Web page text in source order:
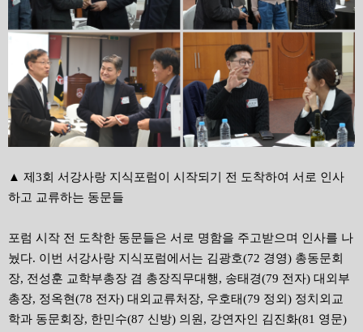
▲ 제3회 서강사랑 지식포럼이 시작되기 전 도착하여 서로 인사
하고 교류하는 동문들
포럼 시작 전 도착한 동문들은 서로 명함을 주고받으며 인사를 나
눴다. 이번 서강사랑 지식포럼에서는 김광호(72 경영) 총동문회
장, 전성훈 교학부총장 겸 총장직무대행, 송태경(79 전자) 대외부
총장, 정옥현(78 전자) 대외교류처장, 우호태(79 정외) 정치외교
학과 동문회장, 한민수(87 신방) 의원, 강연자인 김진화(81 영문)